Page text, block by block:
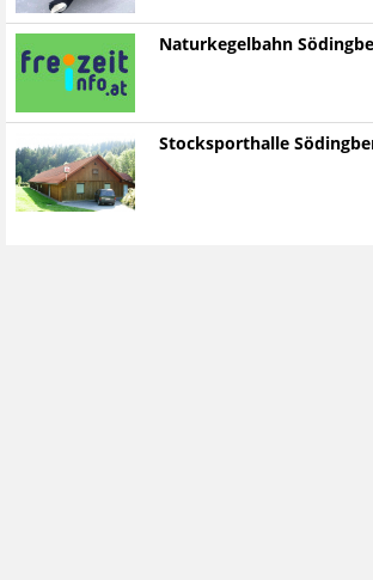
Naturkegelbahn
Stocksporthalle